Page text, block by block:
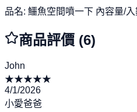
品名: 鱷魚空間噴一下 內容量/
商品評價 (6)
John
★★★★★
4/1/2026
小愛爸爸